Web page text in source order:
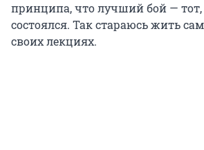
принципа, что лучший бой —
состоялся. Так стараюсь жить
своих лекциях.